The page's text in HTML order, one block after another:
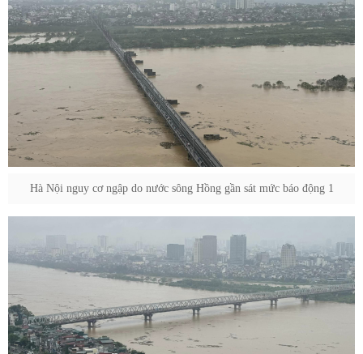
Hà Nội nguy cơ ngập do nước sông Hồng gần sát mức báo động 1